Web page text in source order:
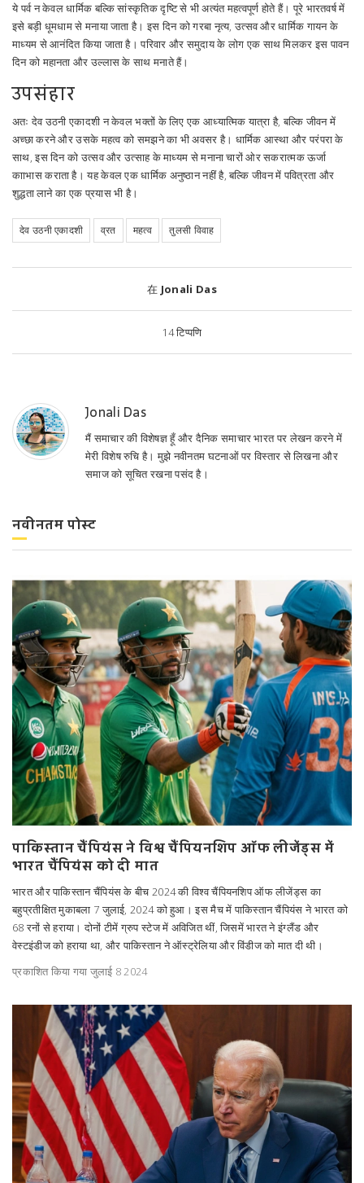
ये पर्व न केवल धार्मिक बल्कि सांस्कृतिक दृष्टि से भी अत्यंत महत्वपूर्ण होते हैं। पूरे भारतवर्ष में
इसे बड़ी धूमधाम से मनाया जाता है। इस दिन को गरबा नृत्य, उत्सव और धार्मिक गायन के
माध्यम से आनंदित किया जाता है। परिवार और समुदाय के लोग एक साथ मिलकर इस पावन
दिन को महानता और उल्लास के साथ मनाते हैं।
उपसंहार
अतः देव उठनी एकादशी न केवल भक्तों के लिए एक आध्यात्मिक यात्रा है, बल्कि जीवन में
अच्छा करने और उसके महत्व को समझने का भी अवसर है। धार्मिक आस्था और परंपरा के
साथ, इस दिन को उत्सव और उत्साह के माध्यम से मनाना चारों ओर सकरात्मक ऊर्जा
कााभास कराता है। यह केवल एक धार्मिक अनुष्ठान नहीं है, बल्कि जीवन में पवित्रता और
शुद्धता लाने का एक प्रयास भी है।
देव उठनी एकादशी व्रत महत्व तुलसी विवाह
在 Jonali Das
14टिप्पणि
Jonali Das
मैं समाचार की विशेषज्ञ हूँ और दैनिक समाचार भारत पर लेखन करने में
मेरी विशेष रुचि है। मुझे नवीनतम घटनाओं पर विस्तार से लिखना और
समाज को सूचित रखना पसंद है।
नवीनतम पोस्ट
पाकिस्तान चैंपियंस ने विश्व चैंपियनशिप ऑफ लीजेंड्स में
भारत चैंपियंस को दी मात
भारत और पाकिस्तान चैंपियंस के बीच 2024 की विश्व चैंपियनशिप ऑफ लीजेंड्स का
बहुप्रतीक्षित मुकाबला 7 जुलाई, 2024 को हुआ। इस मैच में पाकिस्तान चैंपियंस ने भारत को
68 रनों से हराया। दोनों टीमें ग्रुप स्टेज में अविजित थीं, जिसमें भारत ने इंग्लैंड और
वेस्टइंडीज को हराया था, और पाकिस्तान ने ऑस्ट्रेलिया और विंडीज को मात दी थी।
प्रकाशित किया गया जुलाई 8 2024